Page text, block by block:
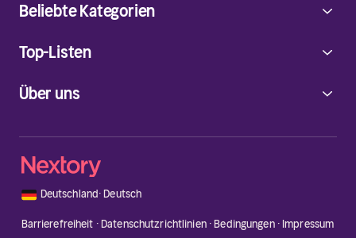
Über uns
Beliebte Kategorien
Top-Listen
🇩🇪 Deutschland·Deutsch
Barrierefreiheit ·Datenschutzrichtlinien·Bedingungen· Impressum